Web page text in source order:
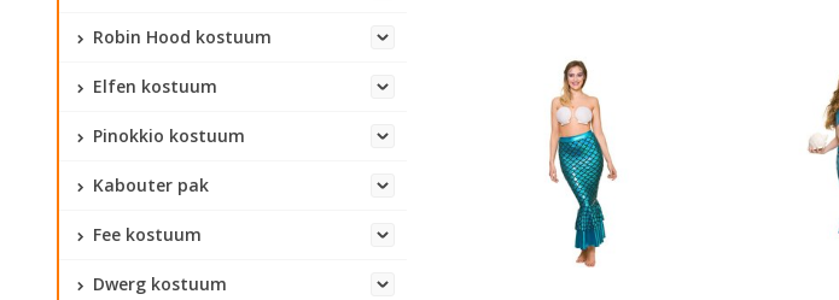
Robin Hood kostuum
Elfen kostuum
Pinokkio kostuum
Kabouter pak
Fee kostuum
Dwerg kostuum